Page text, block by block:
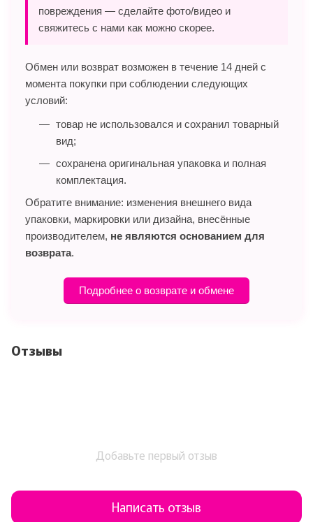
повреждения — сделайте фото/видео и
свяжитесь с нами как можно скорее.
Обмен или возврат возможен в течение 14 дней с
момента покупки при соблюдении следующих
условий:
товар не использовался и сохранил товарный
вид;
сохранена оригинальная упаковка и полная
комплектация.
Обратите внимание: изменения внешнего вида
упаковки, маркировки или дизайна, внесённые
производителем, не являются основанием для
возврата.
Подробнее о возврате и обмене
Отзывы
Добавьте первый отзыв
Написать отзыв